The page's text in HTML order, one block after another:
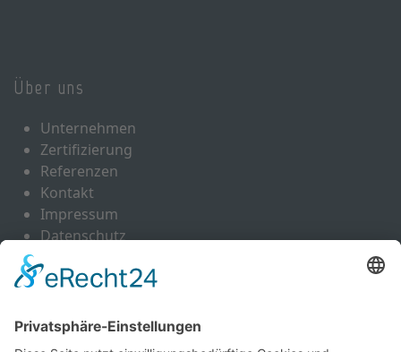
Über uns
Unternehmen
Zertifizierung
Referenzen
Kontakt
Impressum
Datenschutz
Leistungen